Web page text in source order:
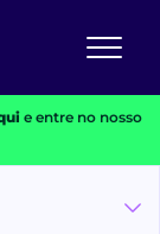
e entre no nosso